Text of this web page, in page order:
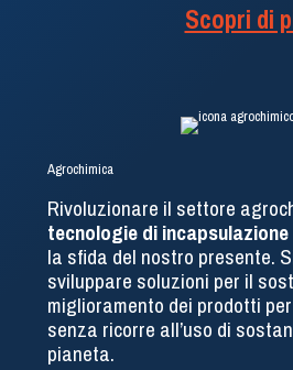
Scopri di
Agrochimica
Rivoluzionare il settore
tecnologie di
la sfida del nostro presente.
sviluppare soluzioni per il
miglioramento dei prodotti
senza ricorre all’uso di
pianeta.